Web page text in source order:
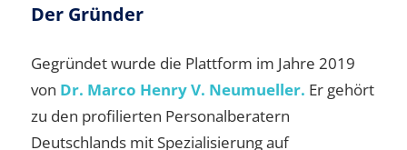
Der Gründer
Gegründet wurde die Plattform im Jahre 2019
von Dr. Marco Henry V. Neumueller. Er gehört
zu den profilierten Personalberatern
Deutschlands mit Spezialisierung auf